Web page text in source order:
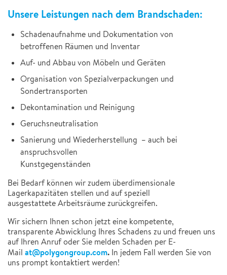
Unsere Leistungen nach dem Brandschaden:
Schadenaufnahme und Dokumentation von
betroffenen Räumen und Inventar
Auf- und Abbau von Möbeln und Geräten
Organisation von Spezialverpackungen und
Sondertransporten
Dekontamination und Reinigung
Geruchsneutralisation
Sanierung und Wiederherstellung – auch bei
anspruchsvollen
Kunstgegenständen
Bei Bedarf können wir zudem überdimensionale
Lagerkapazitäten stellen und auf speziell
ausgestattete Arbeitsräume zurückgreifen.
Wir sichern Ihnen schon jetzt eine kompetente,
transparente Abwicklung Ihres Schadens zu und freuen uns
auf Ihren Anruf oder Sie melden Schaden per E-
Mail at@polygongroup.com. In jedem Fall werden Sie von
uns prompt kontaktiert werden!